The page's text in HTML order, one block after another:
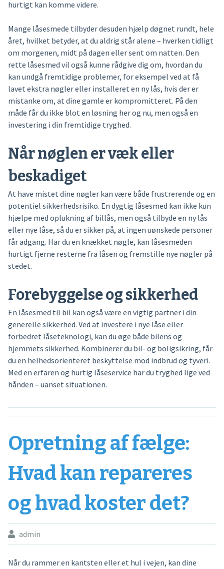
hurtigt kan komme videre.
Mange låsesmede tilbyder desuden hjælp døgnet rundt, hele
året, hvilket betyder, at du aldrig står alene – hverken tidligt
om morgenen, midt på dagen eller sent om natten. Den
rette låsesmed vil også kunne rådgive dig om, hvordan du
kan undgå fremtidige problemer, for eksempel ved at få
lavet ekstra nøgler eller installeret en ny lås, hvis der er
mistanke om, at dine gamle er kompromitteret. På den
måde får du ikke blot en løsning her og nu, men også en
investering i din fremtidige tryghed.
Når nøglen er væk eller
beskadiget
At have mistet dine nøgler kan være både frustrerende og en
potentiel sikkerhedsrisiko. En dygtig låsesmed kan ikke kun
hjælpe med oplukning af billås, men også tilbyde en ny lås
eller nye låse, så du er sikker på, at ingen uønskede personer
får adgang. Har du en knækket nøgle, kan låsesmeden
hurtigt fjerne resterne fra låsen og fremstille nye nøgler på
stedet.
Forebyggelse og sikkerhed
En låsesmed til bil kan også være en vigtig partner i din
generelle sikkerhed. Ved at investere i nye låse eller
forbedret låseteknologi, kan du øge både bilens og
hjemmets sikkerhed. Kombinerer du bil- og boligsikring, får
du en helhedsorienteret beskyttelse mod indbrud og tyveri.
Med en erfaren og hurtig låseservice har du tryghed lige ved
hånden – uanset situationen.
Opretning af fælge:
Hvad kan repareres
og hvad koster det?
admin
Når du rammer en kantsten eller et hul i vejen, kan dine